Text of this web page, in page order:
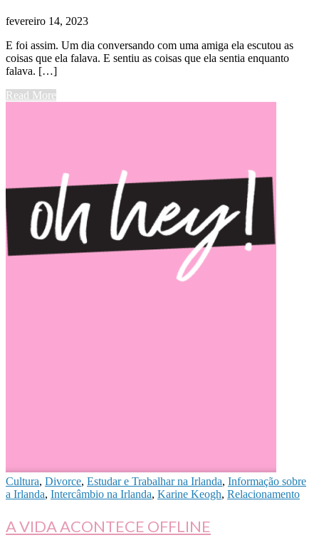
fevereiro 14, 2023
E foi assim. Um dia conversando com uma amiga ela escutou as
coisas que ela falava. E sentiu as coisas que ela sentia enquanto
falava. […]
Read More
Cultura, Divorce, Estudar e Trabalhar na Irlanda, Informação sobre
a Irlanda, Intercâmbio na Irlanda, Karine Keogh, Relacionamento
A VIDA ACONTECE OFFLINE